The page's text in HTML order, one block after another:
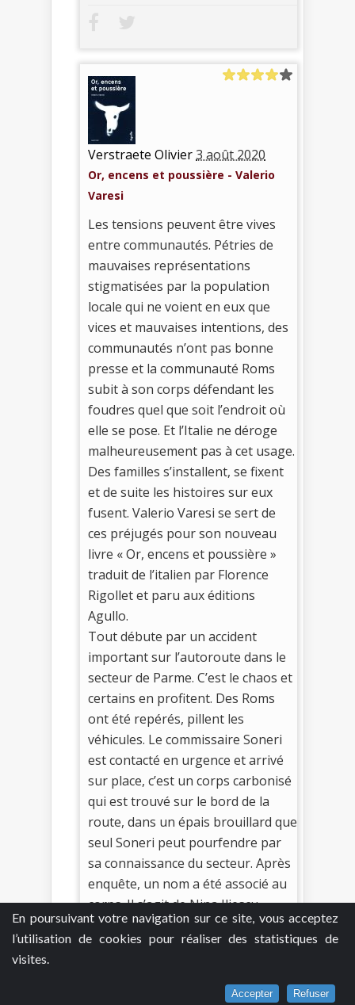
En poursuivant votre navigation sur ce site, vous acceptez
l’utilisation de cookies pour réaliser des statistiques de
visites.
Accepter Refuser
Verstraete Olivier3 août 2020
Or, encens et poussière - Valerio
Varesi
Les tensions peuvent être vives
entre communautés. Pétries de
mauvaises représentations
stigmatisées par la population
locale qui ne voient en eux que
vices et mauvaises intentions, des
communautés n’ont pas bonne
presse et la communauté Roms
subit à son corps défendant les
foudres quel que soit l’endroit où
elle se pose. Et l’Italie ne déroge
malheureusement pas à cet usage.
Des familles s’installent, se fixent
et de suite les histoires sur eux
fusent. Valerio Varesi se sert de
ces préjugés pour son nouveau
livre « Or, encens et poussière »
traduit de l’italien par Florence
Rigollet et paru aux éditions
Agullo.
Tout débute par un accident
important sur l’autoroute dans le
secteur de Parme. C’est le chaos et
certains en profitent. Des Roms
ont été repérés, pillent les
véhicules. Le commissaire Soneri
est contacté en urgence et arrivé
sur place, c’est un corps carbonisé
qui est trouvé sur le bord de la
route, dans un épais brouillard que
seul Soneri peut pourfendre par
sa connaissance du secteur. Après
enquête, un nom a été associé au
corps. Il s’agit de Nina Iliescu,
immigrante roumaine dont la vie
va réserver des surprises à Soneri.
roumain, lui aussi retrouvé mort